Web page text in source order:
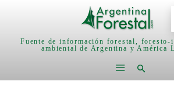
Fuente de información forestal,
ambiental de Argentina y América